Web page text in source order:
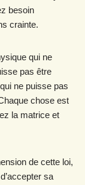
besoin
crainte.
qui ne
pas être
ne puisse pas
chose est
la matrice et
de cette loi,
sa